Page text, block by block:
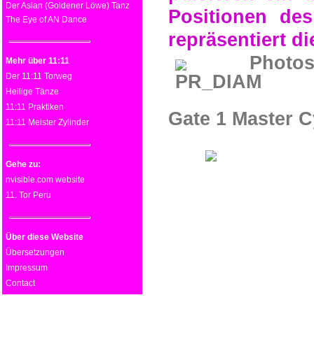
Positionen
repräsentiert
Gate 1 Master
Der Aslan (Goldener Löwe) Tanz
The Eye of AN Dance
Mehr über 11:11
Der 11:11 Torweg
Heilige Tänze
11:11 Praktiken
11:11 Meister Zylinder
Gehe zu:
nvisible.com website
11. Tor Peru
Über diese Website
Übersetzungen
Impressum
Contact